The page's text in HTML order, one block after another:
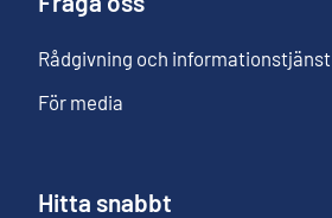
Rådgivning och informationstjänst
För media
Hitta snabbt